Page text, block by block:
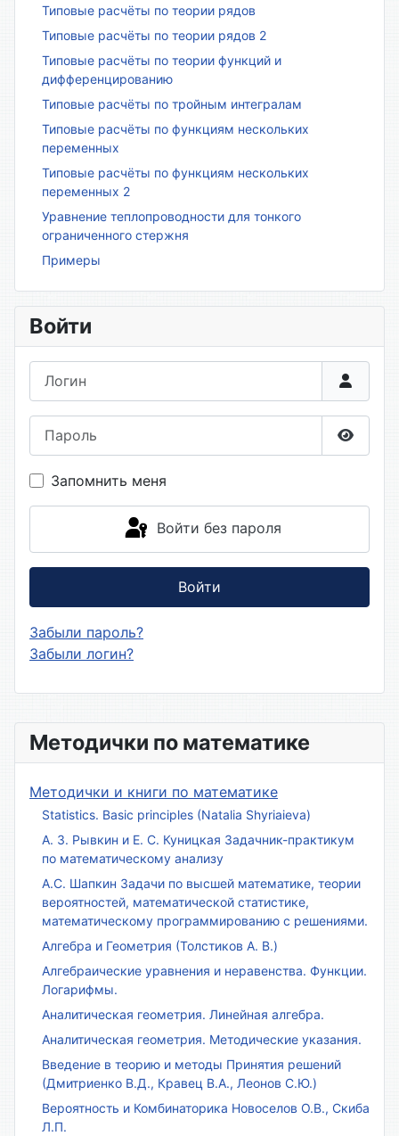
Методички по математике
Методички и книги по математике
Statistics. Basic principles (Natalia Shyriaieva)
А. З. Рывкин и Е. С. Куницкая Задачник-практикум
по математическому анализу
А.С. Шапкин Задачи по высшей математике, теории
вероятностей, математической статистике,
математическому программированию с решениями.
Алгебра и Геометрия (Толстиков А. В.)
Алгебраические уравнения и неравенства. Функции.
Логарифмы.
Аналитическая геометрия. Линейная алгебра.
Аналитическая геометрия. Методические указания.
Введение в теорию и методы Принятия решений
(Дмитриенко В.Д., Кравец В.А., Леонов С.Ю.)
Вероятность и Комбинаторика Новоселов О.В., Скиба
Л.П.
Типовые расчёты по теории рядов
Типовые расчёты по теории рядов 2
Типовые расчёты по теории функций и
дифференцированию
Типовые расчёты по тройным интегралам
Типовые расчёты по функциям нескольких
переменных
Типовые расчёты по функциям нескольких
переменных 2
Уравнение теплопроводности для тонкого
ограниченного стержня
Примеры
Войти
Запомнить меня
Войти без пароля
Войти
Забыли пароль?
Забыли логин?